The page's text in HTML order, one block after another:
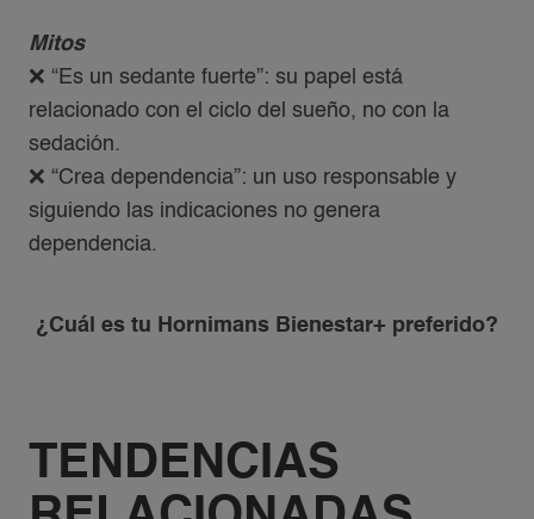
Mitos
❌ “Es un sedante fuerte”: su papel está
relacionado con el ciclo del sueño, no con la
sedación.​
❌ “Crea dependencia”: un uso responsable y
siguiendo las indicaciones no genera
dependencia.​
¿Cuál es tu Hornimans Bienestar+ preferido?​
TENDENCIAS